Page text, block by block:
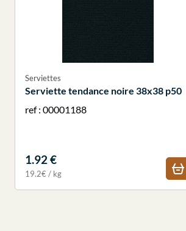
Serviettes
Serviette tendance noire 38x38 p50
ref : 00001188
1.92 €
19.2€ / kg